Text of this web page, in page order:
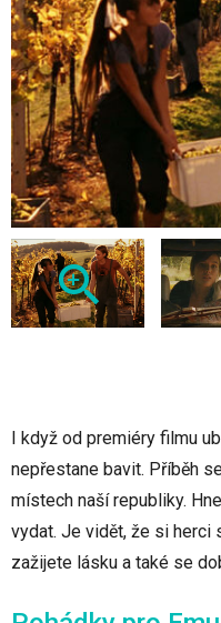
I když od premiéry filmu
nepřestane bavit. Příběh
místech naší republiky.
vydat. Je vidět, že si herci
zažijete lásku a také se